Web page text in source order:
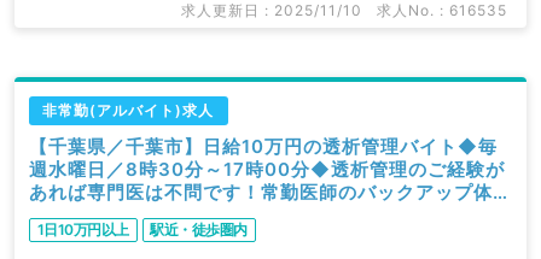
求人更新日 : 2025/11/10 求人No. : 616535
非常勤(アルバイト)求人
【千葉県／千葉市】日給10万円の透析管理バイト◆毎
週水曜日／8時30分～17時00分◆透析管理のご経験が
あれば専門医は不問です！常勤医師のバックアップ体制
が整っている有床クリニックです（人工透析科／非常
勤）
1日10万円以上 駅近・徒歩圏内